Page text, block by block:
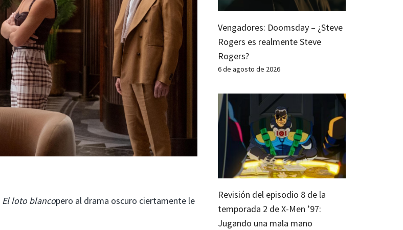
El loto blancopero al drama oscuro ciertamente le
Vengadores: Doomsday – ¿Steve
Rogers es realmente Steve
Rogers?
6 de agosto de 2026
Revisión del episodio 8 de la
temporada 2 de X-Men ’97:
Jugando una mala mano